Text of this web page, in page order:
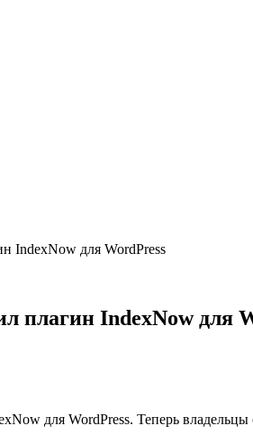
IndexNow для WordPress
плагин IndexNow для
для WordPress. Теперь